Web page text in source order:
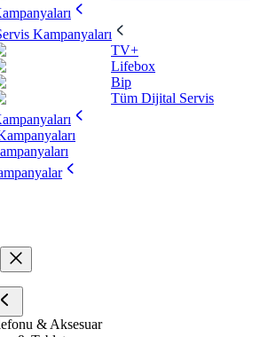
Kampanyaları
TV+
Lifebox
Bip
Tüm Dijital Servis
& Aksesuar